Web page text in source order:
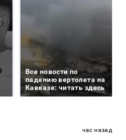
Все новости по
падению вертолета на
Кавказе: читать здесь
час назад